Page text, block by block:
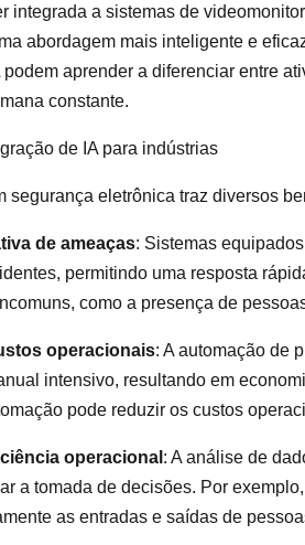
integrada a sistemas de
abordagem mais inteligente e
aprender a diferenciar entre
constante.
de IA para indústrias
segurança eletrônica traz diversos
de ameaças: Sistemas
permitindo uma resposta
como a presença de
operacionais: A automação de
intensivo, resultando em
pode reduzir os custos
operacional : A análise de
a tomada de decisões. Por
as entradas e saídas de